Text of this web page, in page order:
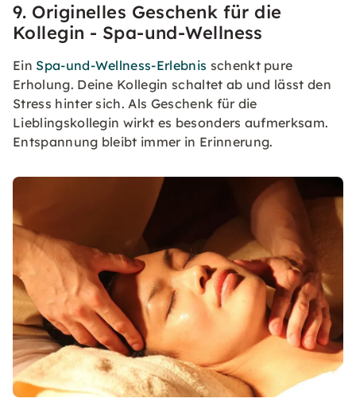
9. Originelles Geschenk für die
Kollegin - Spa-und-Wellness
Ein Spa-und-Wellness-Erlebnis schenkt pure
Erholung. Deine Kollegin schaltet ab und lässt den
Stress hinter sich. Als Geschenk für die
Lieblingskollegin wirkt es besonders aufmerksam.
Entspannung bleibt immer in Erinnerung.